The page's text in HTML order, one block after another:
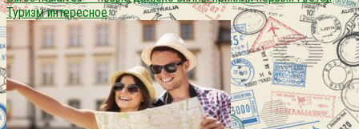
Туризм интересное